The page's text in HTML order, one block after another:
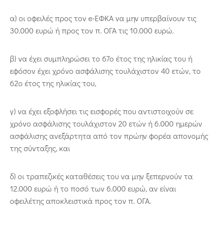
α) οι οφειλές προς τον e-ΕΦΚΑ να μην υπερβαίνουν τις
30.000 ευρώ ή προς τον π. ΟΓΑ τις 10.000 ευρώ.
β) να έχει συμπληρώσει το 67ο έτος της ηλικίας του ή
εφόσον έχει χρόνο ασφάλισης τουλάχιστον 40 ετών, το
62ο έτος της ηλικίας του,
γ) να έχει εξοφλήσει τις εισφορές που αντιστοιχούν σε
χρόνο ασφάλισης τουλάχιστον 20 ετών ή 6.000 ημερών
ασφάλισης ανεξάρτητα από τον πρώην φορέα απονομής
της σύνταξης, και
δ) οι τραπεζικές καταθέσεις του να μην ξεπερνούν τα
12.000 ευρώ ή το ποσό των 6.000 ευρώ, αν είναι
οφειλέτης αποκλειστικά προς τον π. ΟΓΑ.